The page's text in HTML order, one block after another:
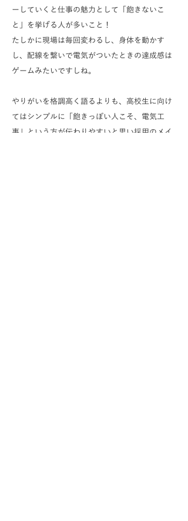
ーしていくと仕事の魅力として「飽きないこ
と」を挙げる人が多いこと！
たしかに現場は毎回変わるし、身体を動かす
し、配線を繋いで電気がついたときの達成感は
ゲームみたいですしね。
やりがいを格調高く語るよりも、高校生に向け
てはシンプルに「飽きっぽい人こそ、電気工
事」という方が伝わりやすいと思い採用のメイ